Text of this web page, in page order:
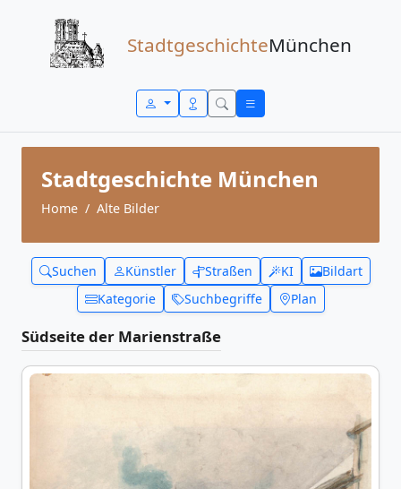
StadtgeschichteMünchen
Stadtgeschichte München
Home Alte Bilder
Suchen Künstler Straßen KI
Bildart
Kategorie
Suchbegriffe Plan
Südseite der Marienstraße